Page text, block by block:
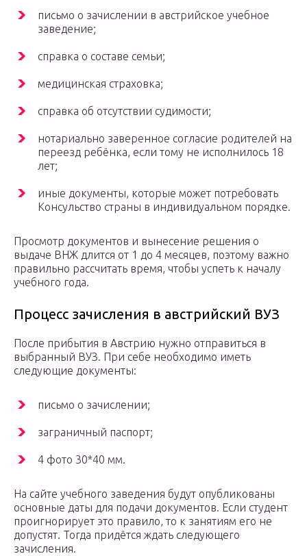
письмо о зачислении в австрийское учебное
заведение;
справка о составе семьи;
медицинская страховка;
справка об отсутствии судимости;
нотариально заверенное согласие родителей на
переезд ребёнка, если тому не исполнилось 18
лет;
иные документы, которые может потребовать
Консульство страны в индивидуальном порядке.
Просмотр документов и вынесение решения о
выдаче ВНЖ длится от 1 до 4 месяцев, поэтому важно
правильно рассчитать время, чтобы успеть к началу
учебного года.
Процесс зачисления в австрийский ВУЗ
После прибытия в Австрию нужно отправиться в
выбранный ВУЗ. При себе необходимо иметь
следующие документы:
письмо о зачислении;
заграничный паспорт;
4 фото 30*40 мм.
На сайте учебного заведения будут опубликованы
основные даты для подачи документов. Если студент
проигнорирует это правило, то к занятиям его не
допустят. Тогда придётся ждать следующего
зачисления.